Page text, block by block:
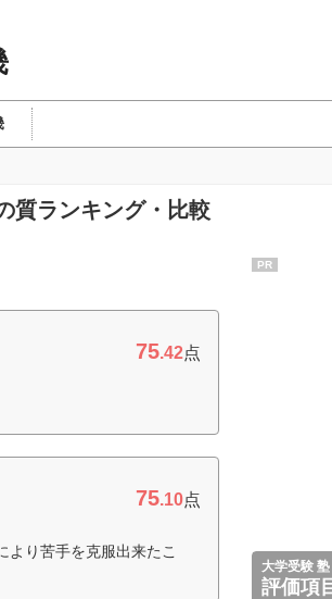
質ランキング・比較
75.42点
75.10点
り苦手を克服出来たこ
PR
大学受験
評価項